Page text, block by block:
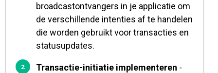
broadcastontvangers in je applicatie om
de verschillende intenties af te handelen
die worden gebruikt voor transacties en
statusupdates.
Transactie-initiatie implementeren -